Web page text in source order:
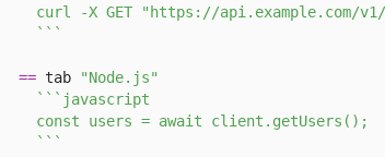
curl -X GET "https://api.example.com/
    `
``
== tab
"Node.js"
`` `javascript
    const users = await client.getUsers();
    `
``